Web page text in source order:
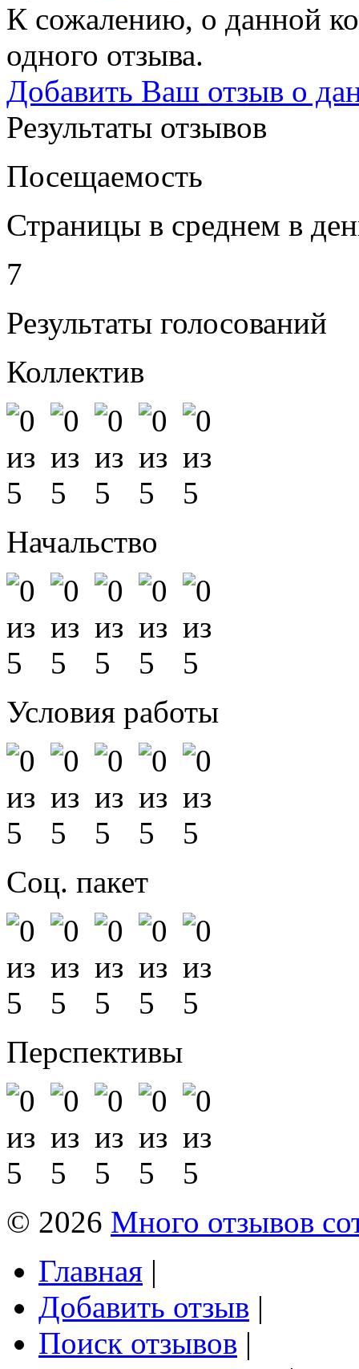
К сожалению, о данной
одного отзыва.
Добавить Ваш отзыв о
Результаты отзывов
Посещаемость
Страницы в среднем в
7
Результаты голосований
Коллектив
Начальство
Условия работы
Соц. пакет
Перспективы
© 2026 Много отзывов
Главная |
Добавить отзыв |
Поиск отзывов |